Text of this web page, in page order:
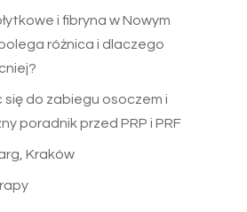
i fibryna w Nowym
różnica i dlaczego
do zabiegu osoczem i
poradnik przed PRP i PRF
Kraków